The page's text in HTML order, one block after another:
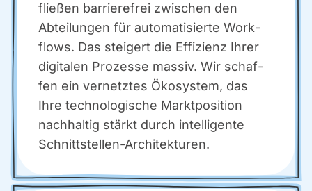
flie­ßen bar­rie­re­frei zwi­schen den
Abtei­lun­gen für auto­ma­ti­sier­te Work­
flows. Das stei­gert die Effi­zi­enz Ihrer
digi­ta­len Pro­zes­se mas­siv. Wir schaf­
fen ein ver­netz­tes Öko­sys­tem, das
Ihre tech­no­lo­gi­sche Markt­po­si­ti­on
nach­hal­tig stärkt durch intel­li­gen­te
Schnitt­stel­len-Archi­tek­tu­ren.